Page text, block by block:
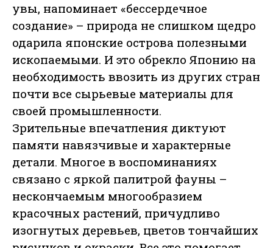
увы, напоминает «бессердечное
создание» – природа не слишком щедро
одарила японские острова полезными
ископаемыми. И это обрекло Японию на
необходимость ввозить из других стран
почти все сырьевые материалы для
своей промышленности.
Зрительные впечатления диктуют
памяти навязчивые и характерные
детали. Многое в воспоминаниях
связано с яркой палитрой фауны –
нескончаемым многообразием
красочных растений, причудливо
изогнутых деревьев, цветов тончайших